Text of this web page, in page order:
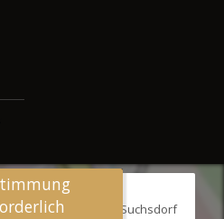
Weg 1, 24107 Kiel-Suchsdorf